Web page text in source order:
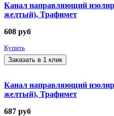
Канал направляющий
желтый), Трафимет
608 руб
Купить
Заказать в 1 клик
Канал направляющий
желтый), Трафимет
687 руб